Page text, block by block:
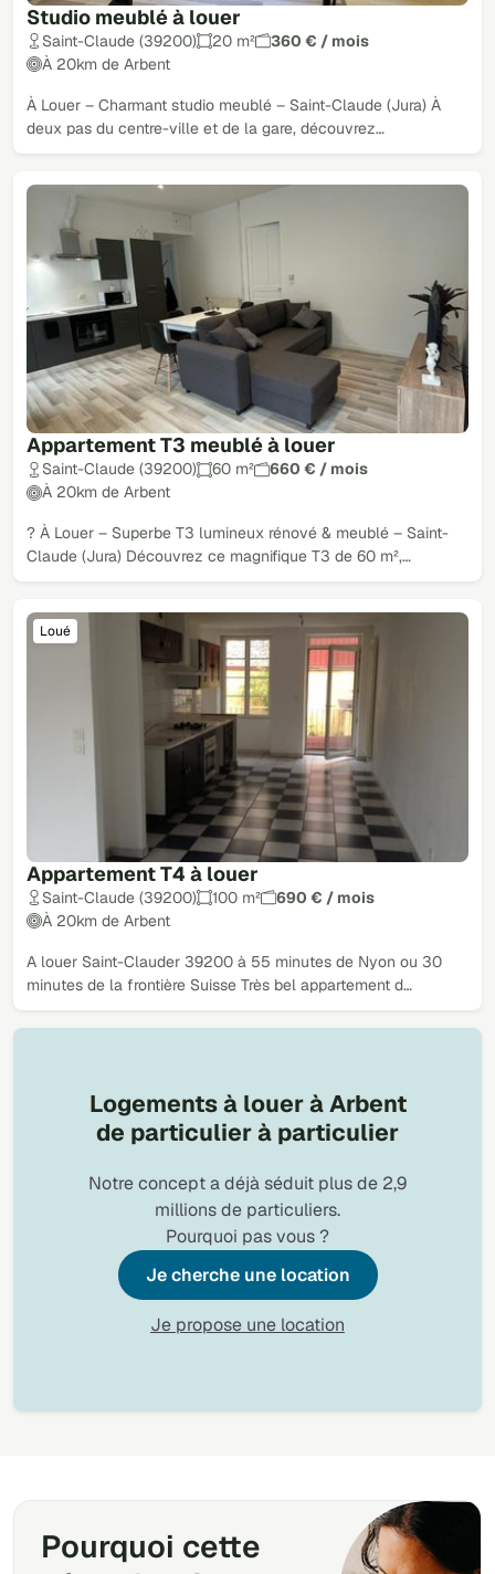
Studio meublé à louer
Saint-Claude (39200) 20 m²
360 € / mois
À 20km de Arbent
À Louer – Charmant studio meublé – Saint-Claude (Jura) À
deux pas du centre-ville et de la gare, découvrez…
Appartement T3 meublé à louer
Saint-Claude (39200) 60 m²
660 € / mois
À 20km de Arbent
? À Louer – Superbe T3 lumineux rénové & meublé – Saint-
Claude (Jura) Découvrez ce magnifique T3 de 60 m²,…
Appartement T4 à louer
Loué
Saint-Claude (39200) 100 m²
690 € / mois
À 20km de Arbent
A louer Saint-Clauder 39200 à 55 minutes de Nyon ou 30
minutes de la frontière Suisse Très bel appartement d…
Logements à louer à Arbent
de particulier à particulier
Notre concept a déjà séduit plus de 2,9
millions de particuliers.
Pourquoi pas vous ?
Je cherche une location
Je propose une location
Pourquoi cette